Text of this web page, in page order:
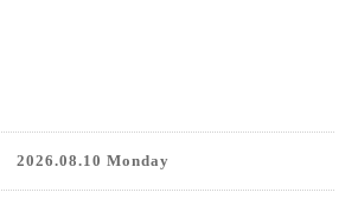
2026.08.10 Monday